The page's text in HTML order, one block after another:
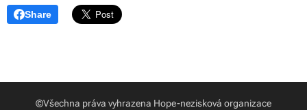
Share
©Všechna práva vyhrazena Hope-nezisková organizace